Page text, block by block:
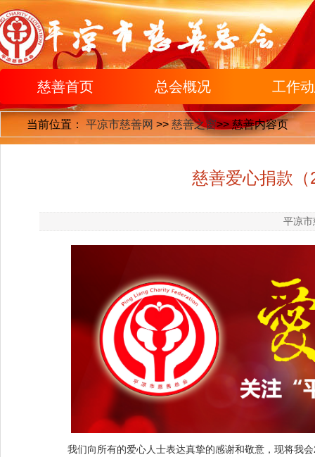
慈善首页 总会概况 工作
当前位置： 平凉市慈善网 >> 慈善之窗>>慈善内容页
慈善爱心捐款
平凉
我们向所有的爱心人士表达真挚的感谢和敬意，现将我会